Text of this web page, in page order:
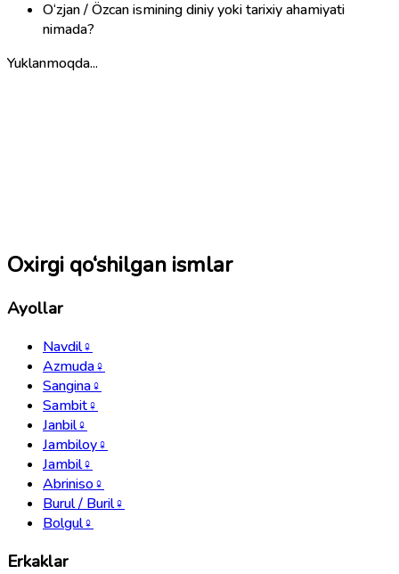
O‘zjan / Özcan ismining diniy yoki tarixiy ahamiyati
nimada?
Yuklanmoqda...
Oxirgi qo‘shilgan ismlar
Ayollar
Navdil♀
Azmuda♀
Sangina♀
Sambit♀
Janbil♀
Jambiloy♀
Jambil♀
Abriniso♀
Burul / Buril♀
Bolgul♀
Erkaklar